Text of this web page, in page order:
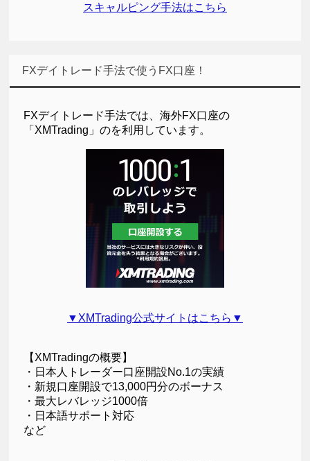
スキャルピング手法はこちら
FXデイトレード手法で使うFX口座！
FXデイトレード手法では、海外FX口座の
「XMTrading」のを利用しています。
▼XMTrading公式サイトはこちら▼
【XMTradingの概要】
・日本人トレーダー口座開設No.1の実績
・新規口座開設で13,000円分のボーナス
・最大レバレッジ1000倍
・日本語サポート対応
など